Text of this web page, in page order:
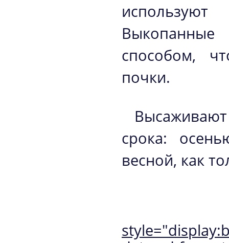
способом,
почки.
срока:
весной, как